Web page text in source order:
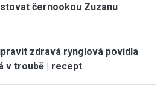
černookou Zuzanu
zdravá rynglová povidla
v troubě | recept